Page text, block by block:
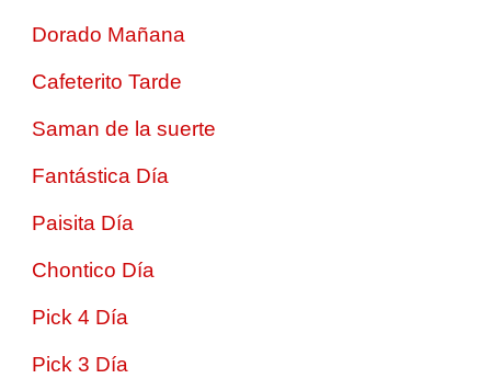
Dorado Mañana
Cafeterito Tarde
Saman de la suerte
Fantástica Día
Paisita Día
Chontico Día
Pick 4 Día
Pick 3 Día